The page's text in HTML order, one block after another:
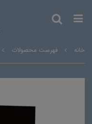
خانه فهرست محصولات